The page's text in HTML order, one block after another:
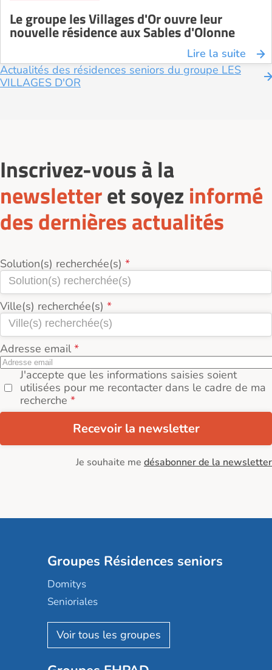
Le groupe les Villages d'Or ouvre leur
nouvelle résidence aux Sables d'Olonne
Lire la suite
Actualités des résidences seniors du groupe LES
VILLAGES D'OR
Inscrivez-vous à la
newsletteret soyez informé
des dernières actualités
Solution(s) recherchée(s)
Ville(s) recherchée(s)
Adresse email
J'accepte que les informations saisies soient
utilisées pour me recontacter dans le cadre de ma
recherche
Recevoir la newsletter
Je souhaite me désabonner de la newsletter
Groupes Résidences seniors
Domitys
Senioriales
Nohée
Les Résidentiels